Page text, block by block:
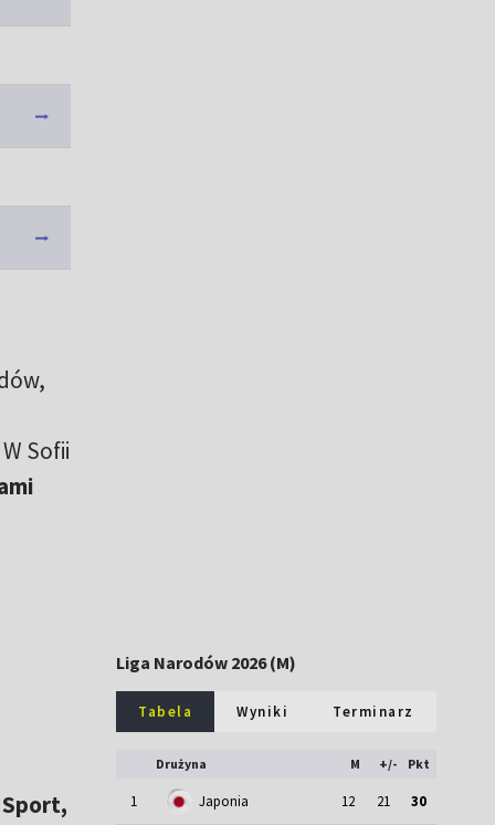
Sofii
Liga Narodów 2026 (M)
Tabela Wyniki Terminarz
Drużyna M +/- Pkt
1 Japonia 12 21 30